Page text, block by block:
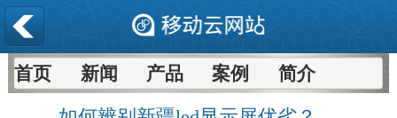
首页 新闻 产品 案例 简介